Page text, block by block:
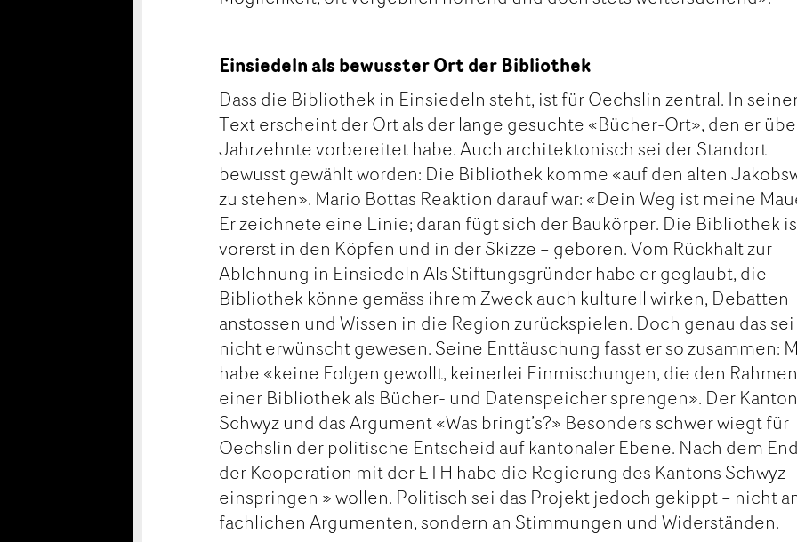
Einsiedeln als bewusster Ort der Bibliothek
Dass die Bibliothek in Einsiedeln steht, ist für Oechslin zentral. In
Text erscheint der Ort als der lange gesuchte «Bücher-Ort», den er
Jahrzehnte vorbereitet habe. Auch architektonisch sei der Standort
bewusst gewählt worden: Die Bibliothek komme «auf den alten
zu stehen». Mario Bottas Reaktion darauf war: «Dein Weg ist meine
Er zeichnete eine Linie; daran fügt sich der Baukörper. Die Bibliothek
vorerst in den Köpfen und in der Skizze – geboren. Vom Rückhalt zur
Ablehnung in Einsiedeln Als Stiftungsgründer habe er geglaubt, die
Bibliothek könne gemäss ihrem Zweck auch kulturell wirken, Debatten
anstossen und Wissen in die Region zurückspielen. Doch genau das sei
nicht erwünscht gewesen. Seine Enttäuschung fasst er so zusammen:
habe «keine Folgen gewollt, keinerlei Einmischungen, die den Rahmen
einer Bibliothek als Bücher- und Datenspeicher sprengen». Der Kanton
Schwyz und das Argument «Was bringt’s?» Besonders schwer wiegt für
Oechslin der politische Entscheid auf kantonaler Ebene. Nach dem
der Kooperation mit der ETH habe die Regierung des Kantons Schwyz
einspringen » wollen. Politisch sei das Projekt jedoch gekippt – nicht
fachlichen Argumenten, sondern an Stimmungen und Widerständen.